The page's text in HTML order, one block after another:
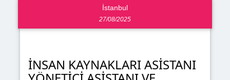
İstanbul
27/08/2025
İNSAN KAYNAKLARI ASİSTANI